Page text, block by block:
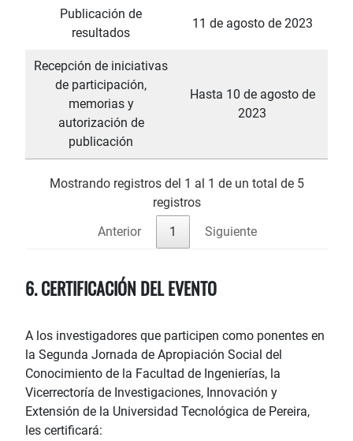
Publicación de
resultados
11 de agosto de 2023
Recepción de iniciativas
de participación,
memorias y
autorización de
publicación
Hasta 10 de agosto de
2023
Mostrando registros del 1 al 1 de un total de 5
registros
Anterior
1 Siguiente
6. CERTIFICACIÓN DEL EVENTO
A los investigadores que participen como ponentes en
la Segunda Jornada de Apropiación Social del
Conocimiento de la Facultad de Ingenierías, la
Vicerrectoría de Investigaciones, Innovación y
Extensión de la Universidad Tecnológica de Pereira,
les certificará: